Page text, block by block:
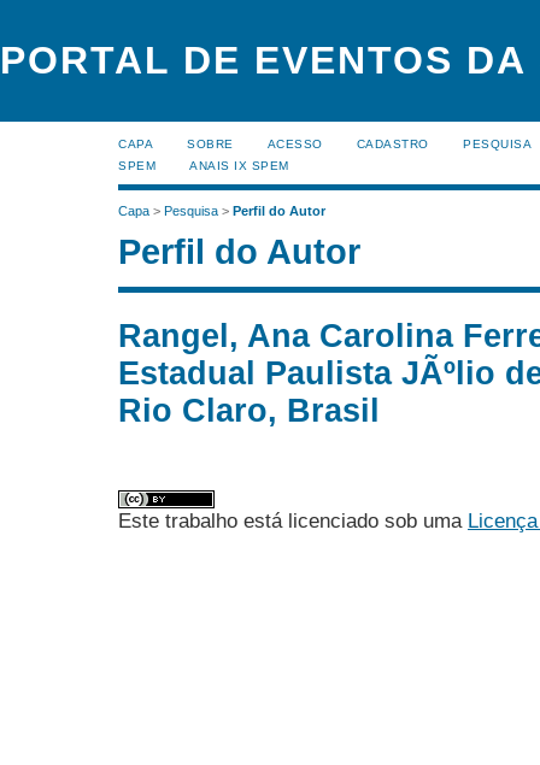
PORTAL DE EVENTOS DA
CAPA SOBRE ACESSO CADASTRO
PESQUISA
SPEM
ANAIS IX SPEM
Capa > Pesquisa > Perfil do Autor
Perfil do Autor
Rangel, Ana Carolina
Estadual Paulista JÃºlio
Rio Claro, Brasil
Este trabalho está licenciado sob uma